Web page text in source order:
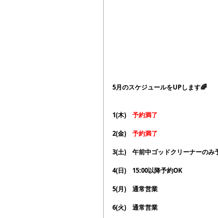
5月のスケジュールをUPします🌈
1(木) 予約満了
2(金) 予約満了
3(土)　午前中ゴッドクリーナーのみ
4(日)　15:00以降予約OK
5(月)　通常営業
6(火)　通常営業